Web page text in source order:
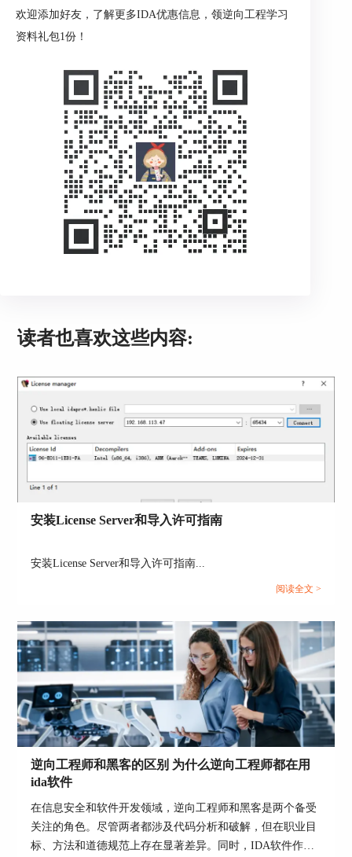
欢迎添加好友，了解更多IDA优惠信息，领逆向工程学习
资料礼包1份！
读者也喜欢这些内容:
安装License Server和导入许可指南
安装License Server和导入许可指南...
阅读全文 >
逆向工程师和黑客的区别 为什么逆向工程师都在用
ida软件
在信息安全和软件开发领域，逆向工程师和黑客是两个备受
关注的角色。尽管两者都涉及代码分析和破解，但在职业目
标、方法和道德规范上存在显著差异。同时，IDA软件作为